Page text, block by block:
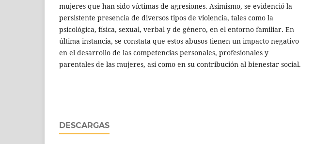
mujeres que han sido víctimas de agresiones. Asimismo, se evidenció la
persistente presencia de diversos tipos de violencia, tales como la
psicológica, física, sexual, verbal y de género, en el entorno familiar. En
última instancia, se constata que estos abusos tienen un impacto negativo
en el desarrollo de las competencias personales, profesionales y
parentales de las mujeres, así como en su contribución al bienestar social.
DESCARGAS